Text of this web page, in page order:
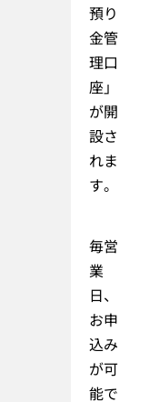
預り
金管
理口
座」
が開
設さ
れま
す。
毎営
業
日、
お申
込み
が可
能で